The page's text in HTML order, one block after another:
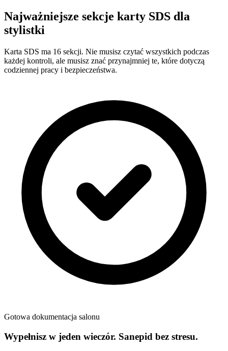
Najważniejsze sekcje karty SDS dla
stylistki
Karta SDS ma 16 sekcji. Nie musisz czytać wszystkich podczas
każdej kontroli, ale musisz znać przynajmniej te, które dotyczą
codziennej pracy i bezpieczeństwa.
Gotowa dokumentacja salonu
Wypełnisz w jeden wieczór. Sanepid bez stresu.